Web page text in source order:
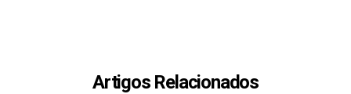
Artigos Relacionados